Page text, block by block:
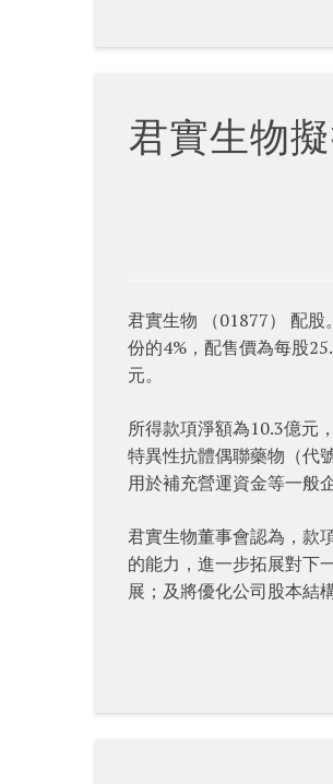
君實生物
君實生物 （01877） 配
份的4%，配售價為每股
元。
所得款項淨額為10.3億元
特異性抗體偶聯藥物（代
用於補充營運資金等一般
君實生物董事會認為，款
的能力，進一步拓展對下
展；及將優化公司股本結